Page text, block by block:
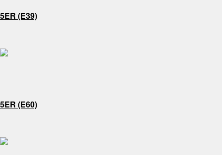
5ER (E39)
5ER (E60)